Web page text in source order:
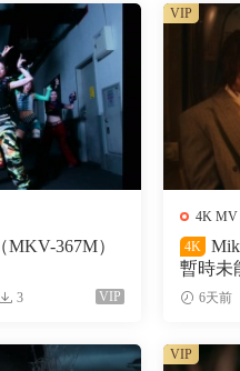
MKV-367M）
3 VIP
4K MV
4K
暫時未
6天前
VIP
VIP